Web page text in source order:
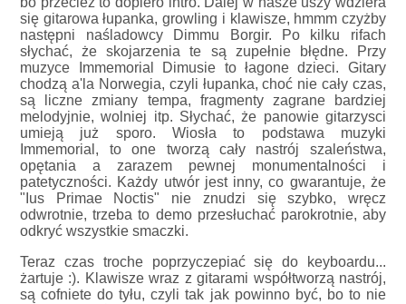
się gitarowa łupanka, growling i klawisze, hmmm czyżby
następni naśladowcy Dimmu Borgir. Po kilku rifach
słychać, że skojarzenia te są zupełnie błędne. Przy
muzyce Immemorial Dimusie to łagone dzieci. Gitary
chodzą a'la Norwegia, czyli łupanka, choć nie cały czas,
są liczne zmiany tempa, fragmenty zagrane bardziej
melodyjnie, wolniej itp. Słychać, że panowie gitarzysci
umieją już sporo. Wiosła to podstawa muzyki
Immemorial, to one tworzą cały nastrój szaleństwa,
opętania a zarazem pewnej monumentalności i
patetyczności. Każdy utwór jest inny, co gwarantuje, że
"Ius Primae Noctis" nie znudzi się szybko, wręcz
odwrotnie, trzeba to demo przesłuchać parokrotnie, aby
odkryć wszystkie smaczki.
Teraz czas troche poprzyczepiać się do keyboardu...
żartuje :). Klawisze wraz z gitarami współtworzą nastrój,
są cofniete do tyłu, czyli tak jak powinno być, bo to nie